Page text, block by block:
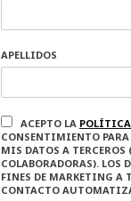
APELLIDOS
ACEPTO LA
CONSENTIMIENTO
MIS DATOS A TERCEROS
COLABORADORAS). LOS
FINES DE MARKETING A
CONTACTO